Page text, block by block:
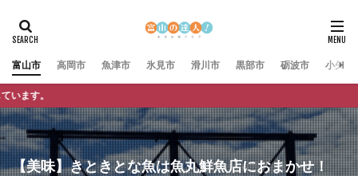
富山市 高岡市 魚津市 氷見市 滑川市 黒部市 砺波市 小矢部
【美味】きときとな魚は魚丸鮮魚店におまかせ！